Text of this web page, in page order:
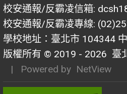
校安通報/反霸凌信箱:
校安通報/反霸凌專線:
學校地址：臺北市 104344
版權所有 © 2019 - 2026 臺
| Powered by NetView